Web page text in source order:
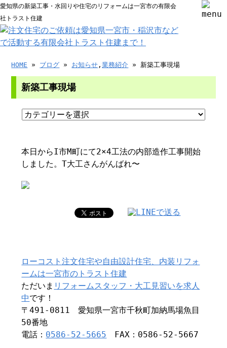
愛知県の新築工事・水回りや住宅のリフォームは一宮市の有限会
社トラスト住建
HOME » ブログ » お知らせ ,業務紹介 » 新築工事現場
新築工事現場
本日からI市M町にて2×4工法の内部造作工事開始
しました。T大工さんがんばれ〜
ローコスト注文住宅や自由設計住宅、内装リフォ
ームは一宮市のトラスト住建
ただいま リフォームスタッフ・大工見習いを求人
中です！
〒491-0811 愛知県一宮市千秋町加納馬場魚目
50番地
電話： 0586-52-5665 FAX：0586-52-5667